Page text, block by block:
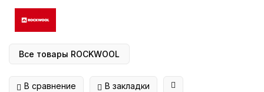
Все товары ROCKWOOL
В сравнение В закладки